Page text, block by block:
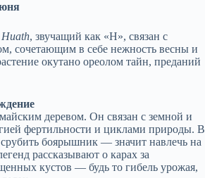
Huath, звучащий как «H», связан с
сочетающим в себе нежность весны и
окутано ореолом тайн, преданий
деревом. Он связан с земной и
фертильности и циклами природы. В
боярышник — значит навлечь на
рассказывают о карах за
кустов — будь то гибель урожая,